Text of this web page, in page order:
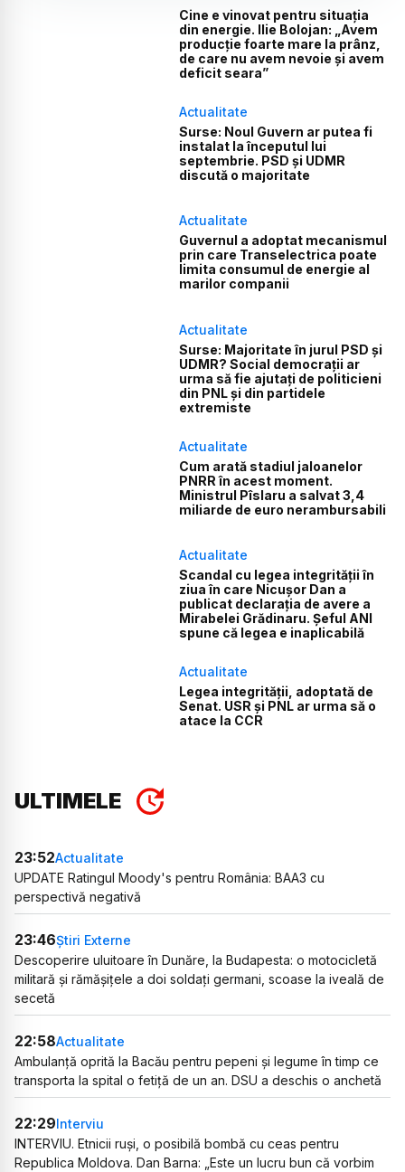
Cine e vinovat pentru situația
din energie. Ilie Bolojan: „Avem
producție foarte mare la prânz,
de care nu avem nevoie și avem
deficit seara”
Actualitate
Surse: Noul Guvern ar putea fi
instalat la începutul lui
septembrie. PSD și UDMR
discută o majoritate
Actualitate
Guvernul a adoptat mecanismul
prin care Transelectrica poate
limita consumul de energie al
marilor companii
Actualitate
Surse: Majoritate în jurul PSD și
UDMR? Social democrații ar
urma să fie ajutați de politicieni
din PNL și din partidele
extremiste
Actualitate
Cum arată stadiul jaloanelor
PNRR în acest moment.
Ministrul Pîslaru a salvat 3,4
miliarde de euro nerambursabili
Actualitate
Scandal cu legea integrității în
ziua în care Nicușor Dan a
publicat declarația de avere a
Mirabelei Grădinaru. Șeful ANI
spune că legea e inaplicabilă
Actualitate
Legea integrității, adoptată de
Senat. USR și PNL ar urma să o
atace la CCR
ULTIMELE
23:52Actualitate
UPDATE Ratingul Moody's pentru România: BAA3 cu
perspectivă negativă
23:46Știri Externe
Descoperire uluitoare în Dunăre, la Budapesta: o motocicletă
militară și rămășițele a doi soldați germani, scoase la iveală de
secetă
22:58Actualitate
Ambulanță oprită la Bacău pentru pepeni și legume în timp ce
transporta la spital o fetiță de un an. DSU a deschis o anchetă
22:29Interviu
INTERVIU. Etnicii ruși, o posibilă bombă cu ceas pentru
Republica Moldova. Dan Barna: „Este un lucru bun că vorbim